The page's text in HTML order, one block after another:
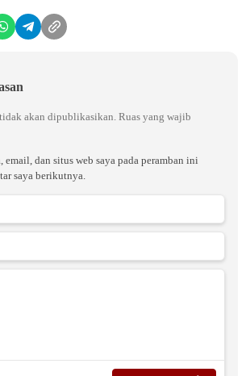
akan dipublikasikan. Ruas yang wajib
email, dan situs web saya pada peramban ini
saya berikutnya.